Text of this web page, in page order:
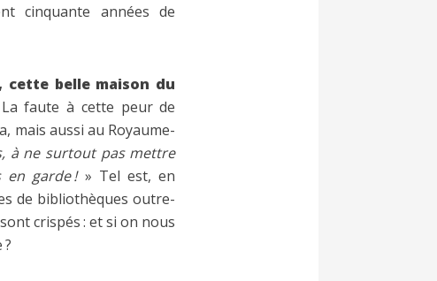
cinquante années de
cette belle maison du
La faute à cette peur de
mais aussi au Royaume-
à ne surtout pas mettre
garde !» Tel est, en
de bibliothèques outre-
crispés : et si on nous